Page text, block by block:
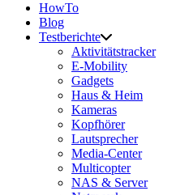
HowTo
Blog
Testberichte
Aktivitätstracker
E-Mobility
Gadgets
Haus & Heim
Kameras
Kopfhörer
Lautsprecher
Media-Center
Multicopter
NAS & Server